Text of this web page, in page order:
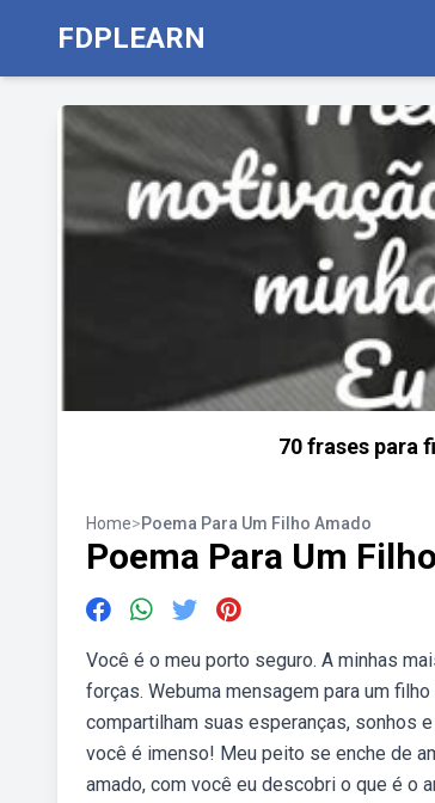
FDPLEARN
70 frases para
Home>Poema Para Um Filho Amado
Poema Para Um
Você é o meu porto seguro. A minhas
forças. Webuma mensagem para um
compartilham suas esperanças, sonhos
você é imenso! Meu peito se enche de
amado, com você eu descobri o que é o